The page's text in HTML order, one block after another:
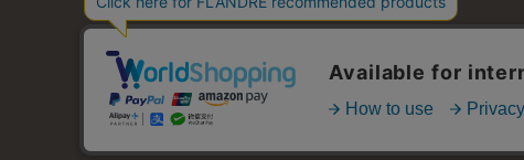
© FLANDRE CO., LTD.